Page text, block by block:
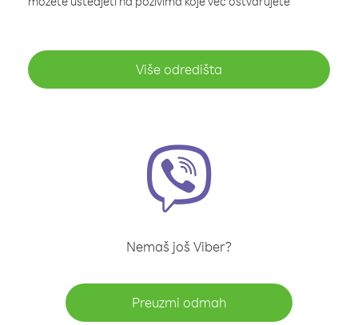
Više odredišta
Nemaš još Viber?
Preuzmi odmah